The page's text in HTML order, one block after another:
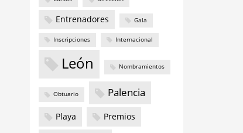
Entrenadores Gala
Inscripciones Internacional
León Nombramientos
Obtuario Palencia
Playa Premios